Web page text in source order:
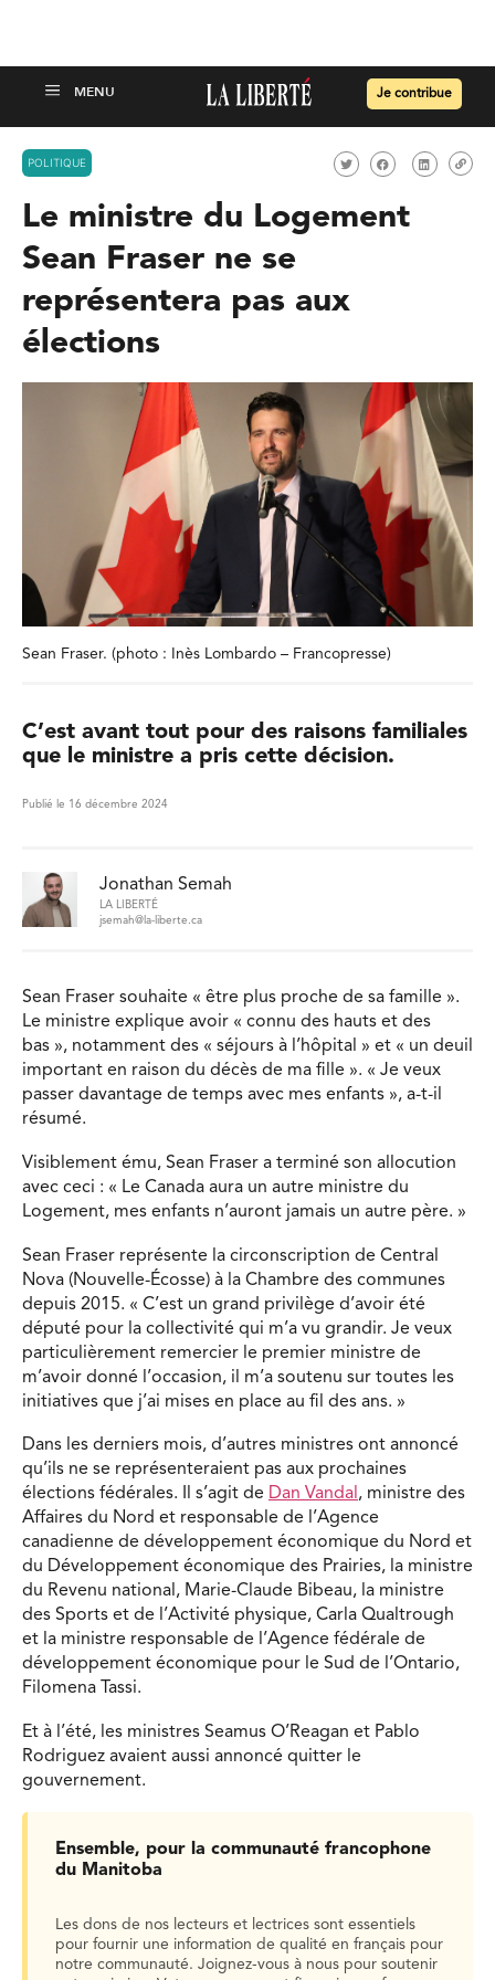
Je contribue
POLITIQUE
Le ministre du Logement
Sean Fraser ne se
représentera pas aux
élections
Sean Fraser. (photo : Inès Lombardo – Francopresse)
C’est avant tout pour des raisons familiales
que le ministre a pris cette décision.
Publié le 16 décembre 2024
Jonathan Semah
LA LIBERTÉ
jsemah@la-liberte.ca
Sean Fraser souhaite « être plus proche de sa famille ».
Le ministre explique avoir « connu des hauts et des
bas », notamment des « séjours à l’hôpital » et « un deuil
important en raison du décès de ma fille ». « Je veux
passer davantage de temps avec mes enfants », a-t-il
résumé.
Visiblement ému, Sean Fraser a terminé son allocution
avec ceci : « Le Canada aura un autre ministre du
Logement, mes enfants n’auront jamais un autre père. »
Sean Fraser représente la circonscription de Central
Nova (Nouvelle-Écosse) à la Chambre des communes
depuis 2015. « C’est un grand privilège d’avoir été
député pour la collectivité qui m’a vu grandir. Je veux
particulièrement remercier le premier ministre de
m’avoir donné l’occasion, il m’a soutenu sur toutes les
initiatives que j’ai mises en place au fil des ans. »
Dans les derniers mois, d’autres ministres ont annoncé
qu’ils ne se représenteraient pas aux prochaines
élections fédérales. Il s’agit de Dan Vandal , ministre des
Affaires du Nord et responsable de l’Agence
canadienne de développement économique du Nord et
du Développement économique des Prairies, la ministre
du Revenu national, Marie-Claude Bibeau, la ministre
des Sports et de l’Activité physique, Carla Qualtrough
et la ministre responsable de l’Agence fédérale de
développement économique pour le Sud de l’Ontario,
Filomena Tassi.
Et à l’été, les ministres Seamus O’Reagan et Pablo
Rodriguez avaient aussi annoncé quitter le
gouvernement.
Ensemble, pour la communauté francophone
du Manitoba
Les dons de nos lecteurs et lectrices sont essentiels
pour fournir une information de qualité en français pour
notre communauté. Joignez-vous à nous pour soutenir